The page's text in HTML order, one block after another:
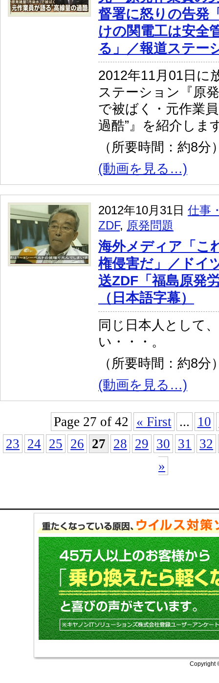
督署に怒りの告発
けの関電工は安全
る」／報道ステー
2012年11月01日に
ステーション『原
で被ばく・元作業
過酷”』を紹介しま
（所要時間：約8分
(動画を見る…)
2012年10月31日 仕事
ZDF, 原発問題
海外メディア「こ
権侵害だ」／ドイ
送ZDF「福島原発
（日本語字幕）
同じ日本人として
い・・・。
（所要時間：約8分
(動画を見る…)
Page 27 of 42 « First ... 10
23 24 25 26 27 28 29 30 31
32
»
Copyright